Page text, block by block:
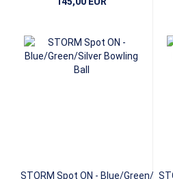
STORM Spot ON - Blue/Green/